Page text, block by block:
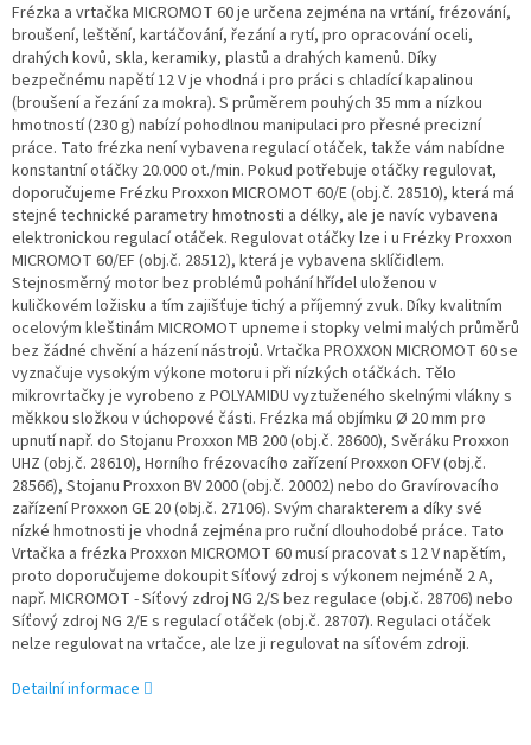
Frézka a vrtačka MICROMOT 60 je určena zejména na vrtání, frézování,
broušení, leštění, kartáčování, řezání a rytí, pro opracování oceli,
drahých kovů, skla, keramiky, plastů a drahých kamenů. Díky
bezpečnému napětí 12 V je vhodná i pro práci s chladící kapalinou
(broušení a řezání za mokra). S průměrem pouhých 35 mm a nízkou
hmotností (230 g) nabízí pohodlnou manipulaci pro přesné precizní
práce. Tato frézka není vybavena regulací otáček, takže vám nabídne
konstantní otáčky 20.000 ot./min. Pokud potřebuje otáčky regulovat,
doporučujeme Frézku Proxxon MICROMOT 60/E (obj.č. 28510), která má
stejné technické parametry hmotnosti a délky, ale je navíc vybavena
elektronickou regulací otáček. Regulovat otáčky lze i u Frézky Proxxon
MICROMOT 60/EF (obj.č. 28512), která je vybavena sklíčidlem.
Stejnosměrný motor bez problémů pohání hřídel uloženou v
kuličkovém ložisku a tím zajišťuje tichý a příjemný zvuk. Díky kvalitním
ocelovým kleštinám MICROMOT upneme i stopky velmi malých průměrů
bez žádné chvění a házení nástrojů. Vrtačka PROXXON MICROMOT 60 se
vyznačuje vysokým výkone motoru i při nízkých otáčkách. Tělo
mikrovrtačky je vyrobeno z POLYAMIDU vyztuženého skelnými vlákny s
měkkou složkou v úchopové části. Frézka má objímku Ø 20 mm pro
upnutí např. do Stojanu Proxxon MB 200 (obj.č. 28600), Svěráku Proxxon
UHZ (obj.č. 28610), Horního frézovacího zařízení Proxxon OFV (obj.č.
28566), Stojanu Proxxon BV 2000 (obj.č. 20002) nebo do Gravírovacího
zařízení Proxxon GE 20 (obj.č. 27106). Svým charakterem a díky své
nízké hmotnosti je vhodná zejména pro ruční dlouhodobé práce. Tato
Vrtačka a frézka Proxxon MICROMOT 60 musí pracovat s 12 V napětím,
proto doporučujeme dokoupit Síťový zdroj s výkonem nejméně 2 A,
např. MICROMOT - Síťový zdroj NG 2/S bez regulace (obj.č. 28706) nebo
Síťový zdroj NG 2/E s regulací otáček (obj.č. 28707). Regulaci otáček
nelze regulovat na vrtačce, ale lze ji regulovat na síťovém zdroji.
Detailní informace